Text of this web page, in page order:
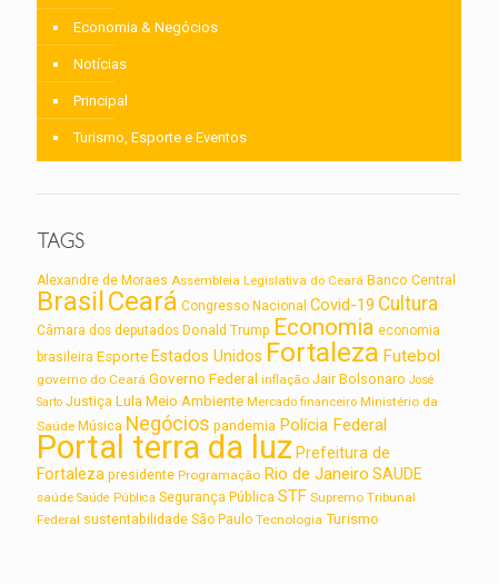
Economia & Negócios
Notícias
Principal
Turismo, Esporte e Eventos
TAGS
Alexandre de Moraes Assembleia Legislativa do Ceará Banco Central
BrasilCeará Congresso Nacional Covid-19 Cultura
Câmara dos deputados Donald Trump Economia economia
brasileira Esporte Estados Unidos Fortaleza Futebol
governo do Ceará Governo Federal inflação Jair Bolsonaro José
Sarto Justiça Lula Meio Ambiente Mercado financeiro Ministério da
Saúde Música Negócios pandemia Polícia Federal
Portal terra da luzPrefeitura de
Fortaleza presidente Programação Rio de Janeiro SAUDE
saúde Saúde Pública Segurança Pública STF Supremo Tribunal
Federal sustentabilidade São Paulo Tecnologia Turismo